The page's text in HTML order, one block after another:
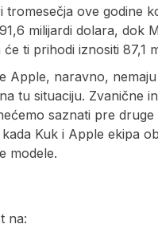
tromesečja ove godine
milijardi dolara, dok
ti prihodi iznositi 87,1
Apple, naravno,
tu situaciju. Zvanične
saznati pre druge
Kuk i Apple ekipa
modele.
na: